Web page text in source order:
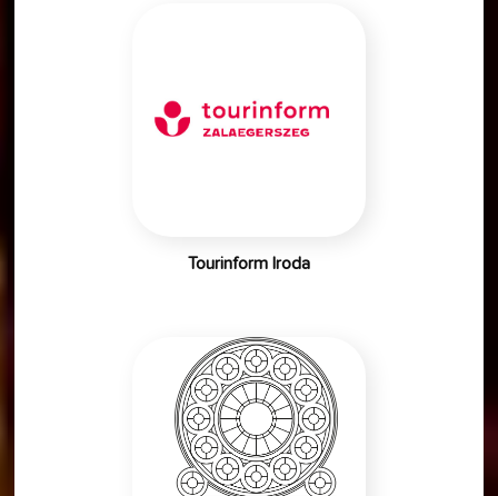
Tourinform Iroda